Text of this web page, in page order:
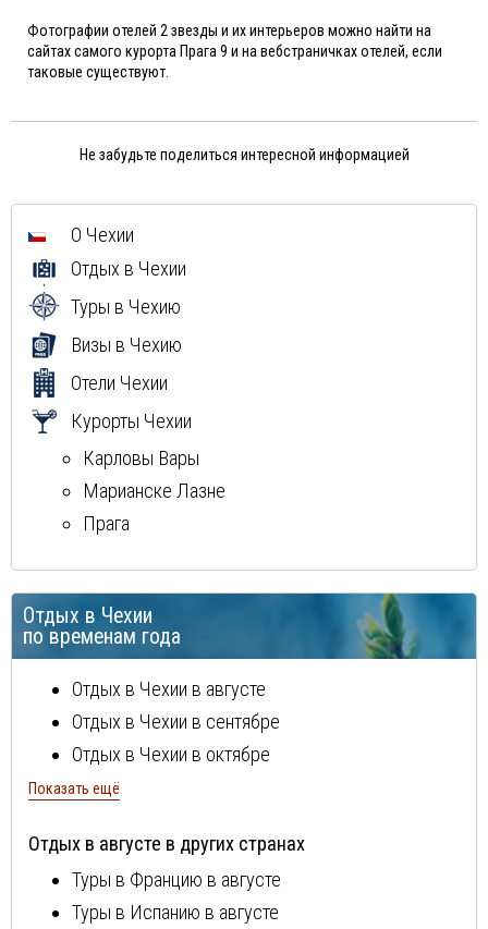
Фотографии отелей 2 звезды и их интерьеров можно найти на
сайтах самого курорта Прага 9 и на вебстраничках отелей, если
таковые существуют.
Не забудьте поделиться интересной информацией
О Чехии
Отдых в Чехии
Туры в Чехию
Визы в Чехию
Отели Чехии
Курорты Чехии
Карловы Вары
Марианске Лазне
Прага
Отдых в Чехии
по временам года
Отдых в Чехии в августе
Отдых в Чехии в сентябре
Отдых в Чехии в октябре
Отдых в Чехии в ноябре
Отдых в Чехии в январе
Отдых в Чехии в феврале
Отдых в Чехии в марте
Показать ещё
Отдых в августе в других странах
Туры в Францию в августе
Туры в Испанию в августе